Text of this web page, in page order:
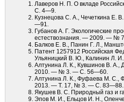
Лаверов Н. П. О вкладе
С. 4—9.
Кузнецова С. А., Чечеткина Е.
—91.
Губанов А. Г. Экологические
естествознания. — 2009. — №
Балков Е. В., Панин Г. Л.,
Патент 1257912 Российская
Ульяницкий В. Ю., Калинин Л.
Алтунина Л. К., Кувшинов В. А.,
2010. — № 3. — С. 56—60.
Алтунина Л. К., Фуфаева М. С.,
2013. — Т. 17, № 3. — С. 83—88.
Якушев В. С. Природный газ и
Эпов М. И., Ельцов И. Н.,